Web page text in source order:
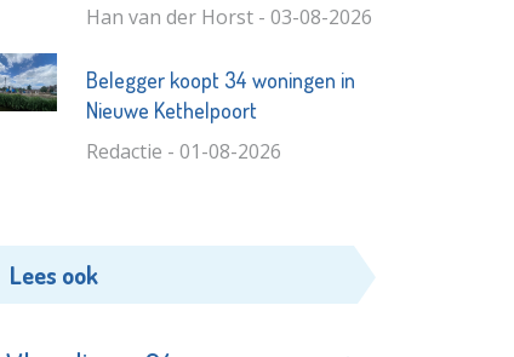
Han van der Horst - 03-08-2026
Belegger koopt 34 woningen in
Nieuwe Kethelpoort
Redactie - 01-08-2026
Lees ook